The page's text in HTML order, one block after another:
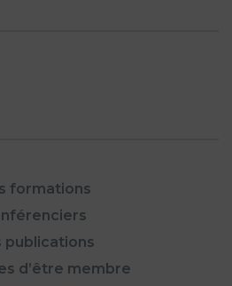
formations
publications
d’être membre